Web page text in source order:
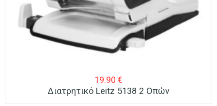
19.90 €
Διατρητικό Leitz 5138 2 Οπών